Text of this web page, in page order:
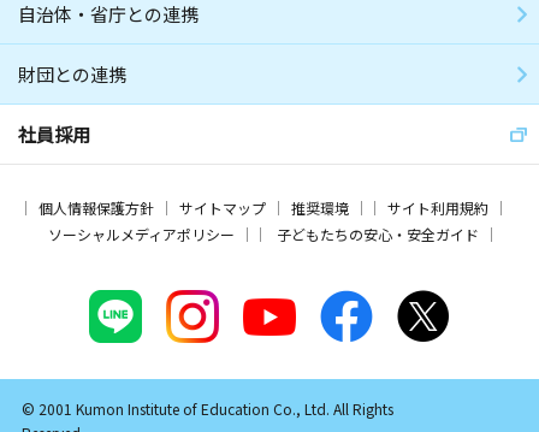
自治体・省庁との連携
財団との連携
社員採用
個人情報保護方針 サイトマップ 推奨環境
サイト利用規約
ソーシャルメディアポリシー
子どもたちの安心・安全ガイド
© 2001 Kumon Institute of Education Co., Ltd. All Rights